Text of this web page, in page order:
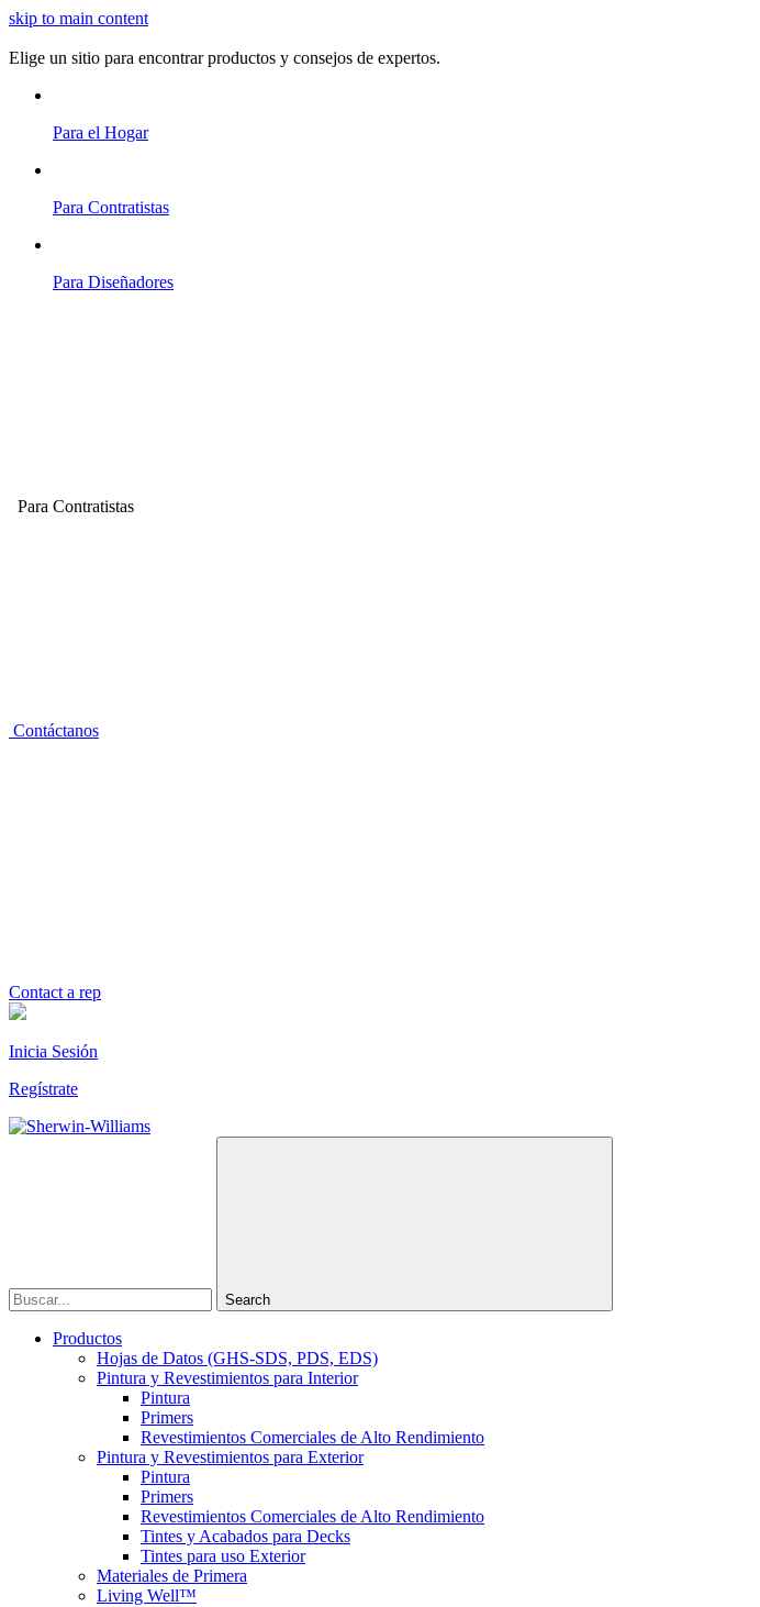
skip to main content
Elige un sitio para encontrar productos y consejos de expertos.
Para el Hogar
Para Contratistas
Para Diseñadores
Para Contratistas
Contáctanos
Contact a rep
Inicia Sesión
Regístrate
Search
Productos
Hojas de Datos (GHS-SDS, PDS, EDS)
Pintura y Revestimientos para Interior
Pintura
Primers
Revestimientos Comerciales de Alto Rendimiento
Pintura y Revestimientos para Exterior
Pintura
Primers
Revestimientos Comerciales de Alto Rendimiento
Tintes y Acabados para Decks
Tintes para uso Exterior
Materiales de Primera
Living Well™